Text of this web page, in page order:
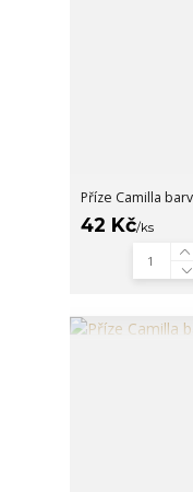
Příze Camilla
42 Kč/ks